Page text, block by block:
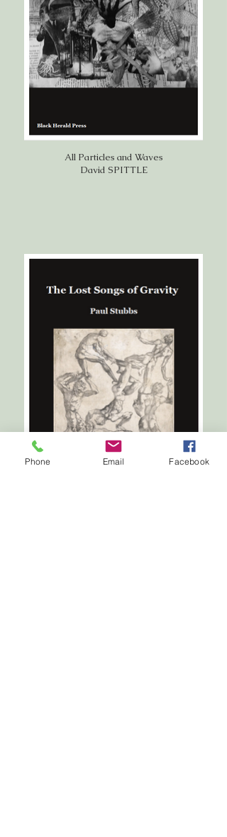
All Particles and Waves
David SPITTLE
Phone Email Facebook